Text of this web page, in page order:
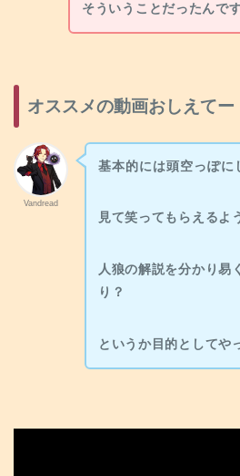
そういうことだったんで
オススメの動画おしえてー
Vandread
基本的には頭空っぽに
見て笑ってもらえるよ
人狼の解説を分かり易
り？
というか目的としてや